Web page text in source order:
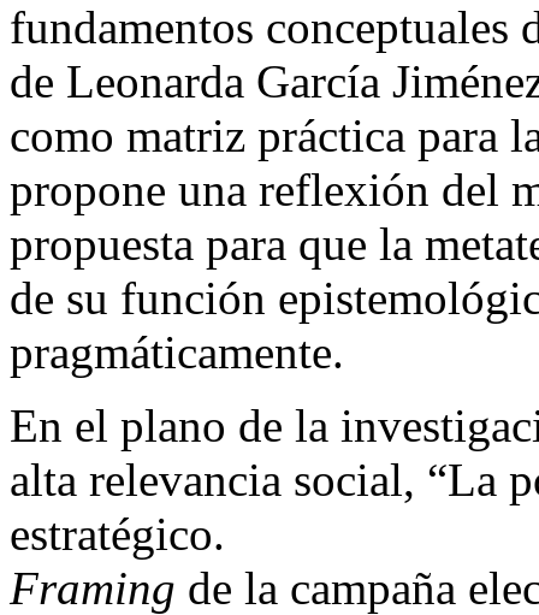
fundamentos conceptuales
de Leonarda García
como matriz práctica para
propone una reflexión del
propuesta para que la
de su función
pragmáticamente.
En el plano de la
alta relevancia social, “La
estratégico.
Framing de la campaña